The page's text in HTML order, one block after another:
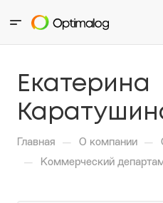
Екатерина
Главная — О компании —
— Коммерческий